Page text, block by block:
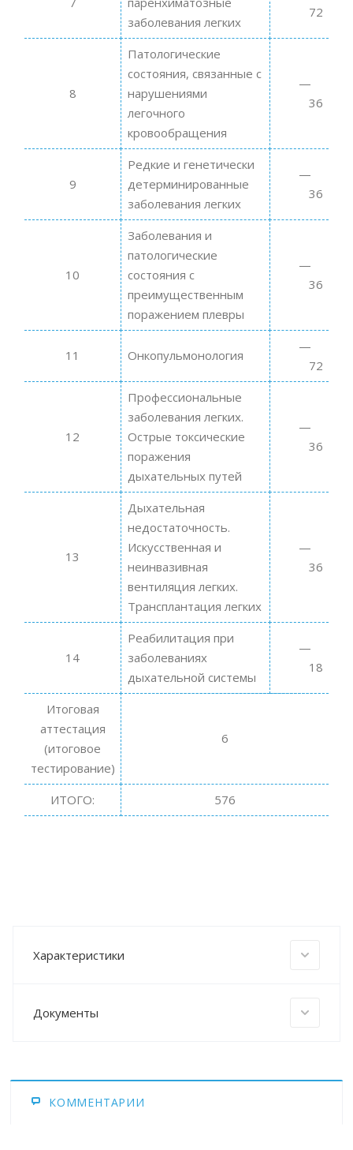
заболевания легких
72
8
Патологические
состояния, связанные с
нарушениями
легочного
кровообращения
36
9
Редкие и генетически
детерминированные
заболевания легких
36
10
Заболевания и
патологические
состояния с
преимущественным
поражением плевры
36
11 Онкопульмонология
72
12
Профессиональные
заболевания легких.
Острые токсические
поражения
дыхательных путей
36
13
Дыхательная
недостаточность.
Искусственная и
неинвазивная
вентиляция легких.
Трансплантация легких
36
14
Реабилитация при
заболеваниях
дыхательной системы
18
Итоговая
аттестация
(итоговое
тестирование)
6
ИТОГО: 576
Характеристики
Документы
КОММЕНТАРИИ